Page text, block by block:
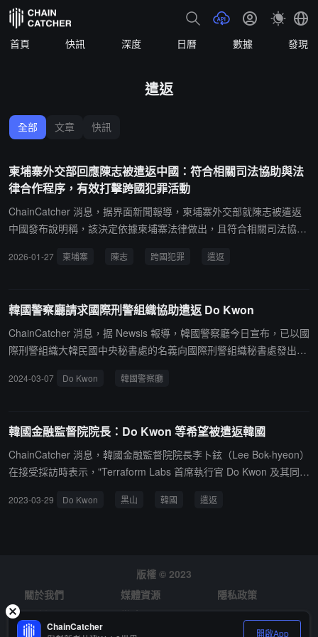
首頁 快訊 深度 日曆 數據 發現
遣返
全部 文章 快訊
柬埔寨外交部回應陳志被遣返中國：符合相關司法協助與法
律合作程序，有效打擊跨國犯罪活動
ChainCatcher 消息，据界面新聞報導，柬埔寨外交部就陳志被遣返
中國發布說明稱，該決定依據柬埔寨法律做出，且符合相關司法協助
示，該決定嚴格遵循法律條文規定，若入籍公民被發現通過偽造文件
護和平、穩定與社會經濟發展，並有效打擊跨國犯罪活動。
2026-01-27 柬埔寨 陳志 跨國犯罪 遣返
韓國警察廳請求國際刑警組織協助遣返 Do Kwon
ChainCatcher 消息，据 Newsis 報導，韓國警察廳今日宣布，已以國
際刑警組織大韓民國中央秘書處的名義向國際刑警組織秘書處發出電
國法務部表示："尚未收到黑山方面的正式通知。只有確定遣返決定
月 5 日作出的 Kwon 引渡決定，並將他送回原法院。據悉，上訴法院
認為，韓國的引渡請求日期為去年 3 月 29 日，早於美國 4 月 3 日的
請求。
2024-03-07 Do Kwon 韓國警察廳
韓國金融監督院院長：Do Kwon 等希望被遣返韓國
ChainCatcher 消息，韓國金融監督院院長李卜鉉（Lee Bok-hyeon）
在接受採訪時表示，"Terraform Labs 首席執行官 Do Kwon 及其同事
遣調查人員）以遣返 Do Kwon。據此前報導，Do Kwon 在黑山的法
章評論稱，這意味著實際引渡或需要相當長的時間。（來源鏈接）
2023-03-29 Do Kwon 黑山 韓國 遣返
版權 © 2023
關於我們
媒體資源
隱私政策
風險提示
徵才
ChainCatcher 開啟App